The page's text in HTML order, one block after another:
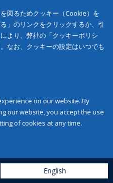
図るためクッキー（Cookie）を
」のリンクをクリックするか、引
より、弊社の「クッキーポリシ
なお、クッキーの設定はいつでも
on our website. By
our website, you accept the use
of cookies at any time.
English